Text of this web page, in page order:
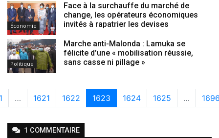
Économie
Face à la surchauffe du marché de
change, les opérateurs économiques
invités à rapatrier les devises
Politique
Marche anti-Malonda : Lamuka se
félicite d’une « mobilisation réussie,
sans casse ni pillage »
… 1621 1622 1623 1624 1625 …
1 COMMENTAIRE